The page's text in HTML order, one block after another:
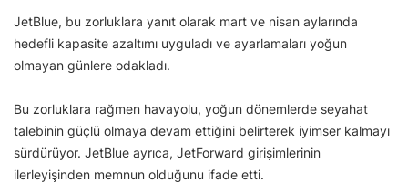
JetBlue, bu zorluklara yanıt olarak mart ve nisan aylarında
hedefli kapasite azaltımı uyguladı ve ayarlamaları yoğun
olmayan günlere odakladı.
Bu zorluklara rağmen havayolu, yoğun dönemlerde seyahat
talebinin güçlü olmaya devam ettiğini belirterek iyimser kalmayı
sürdürüyor. JetBlue ayrıca, JetForward girişimlerinin
ilerleyişinden memnun olduğunu ifade etti.